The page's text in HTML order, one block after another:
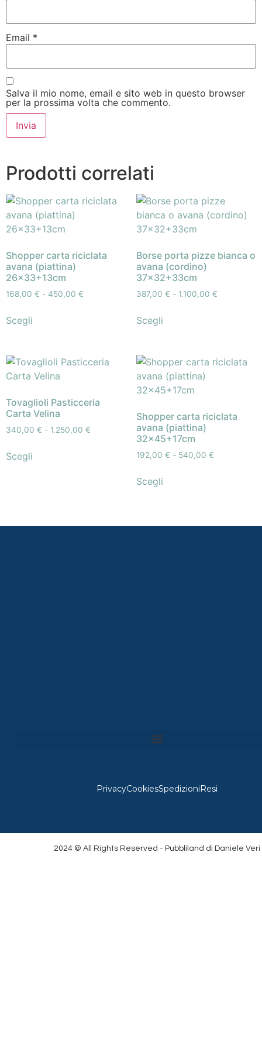
Email *
Salva il mio nome, email e sito web in questo browser
per la prossima volta che commento.
Prodotti correlati
Shopper carta riciclata
avana (piattina)
26×33+13cm
168,00 € - 450,00 €
Scegli
Borse porta pizze bianca o
avana (cordino)
37×32+33cm
387,00 € - 1.100,00 €
Scegli
Tovaglioli Pasticceria
Carta Velina
340,00 € - 1.250,00 €
Scegli
Shopper carta riciclata
avana (piattina)
32×45+17cm
192,00 € - 540,00 €
Scegli
PrivacyCookiesSpedizioni Resi
2024 © All Rights Reserved - Pubbliland di Daniele Veri